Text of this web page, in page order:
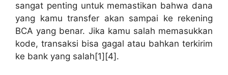
sangat penting untuk memastikan bahwa dana
yang kamu transfer akan sampai ke rekening
BCA yang benar. Jika kamu salah memasukkan
kode, transaksi bisa gagal atau bahkan terkirim
ke bank yang salah[1][4].